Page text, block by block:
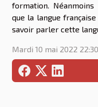
formation.
que la langue
savoir parler cette
Mardi 10 mai 2022 22:30